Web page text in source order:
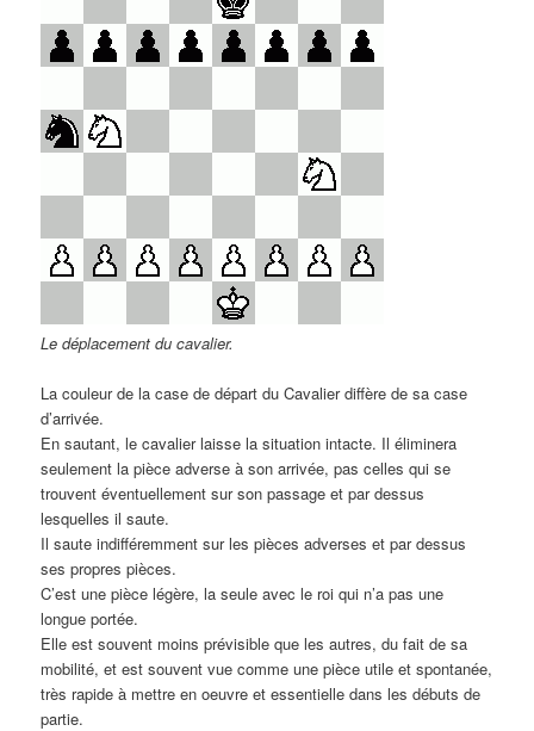
Le déplacement du cavalier.
La couleur de la case de départ du Cavalier diffère de sa case
d’arrivée.
En sautant, le cavalier laisse la situation intacte. Il éliminera
seulement la pièce adverse à son arrivée, pas celles qui se
trouvent éventuellement sur son passage et par dessus
lesquelles il saute.
Il saute indifféremment sur les pièces adverses et par dessus
ses propres pièces.
C’est une pièce légère, la seule avec le roi qui n’a pas une
longue portée.
Elle est souvent moins prévisible que les autres, du fait de sa
mobilité, et est souvent vue comme une pièce utile et spontanée,
très rapide à mettre en oeuvre et essentielle dans les débuts de
partie.